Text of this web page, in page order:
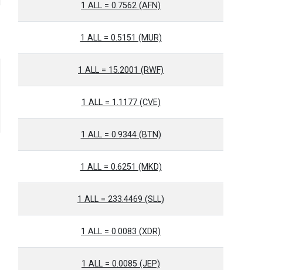
1 ALL = 0.7562 (AFN)
1 ALL = 0.5151 (MUR)
1 ALL = 15.2001 (RWF)
1 ALL = 1.1177 (CVE)
1 ALL = 0.9344 (BTN)
1 ALL = 0.6251 (MKD)
1 ALL = 233.4469 (SLL)
1 ALL = 0.0083 (XDR)
1 ALL = 0.0085 (JEP)